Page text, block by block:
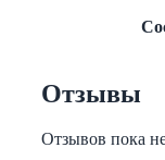
Отзывы
Отзывов пока